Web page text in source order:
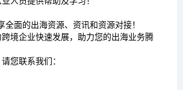
全面的出海资源、资讯和资源对接！
境企业快速发展，助力您的出海业务腾
您联系我们：